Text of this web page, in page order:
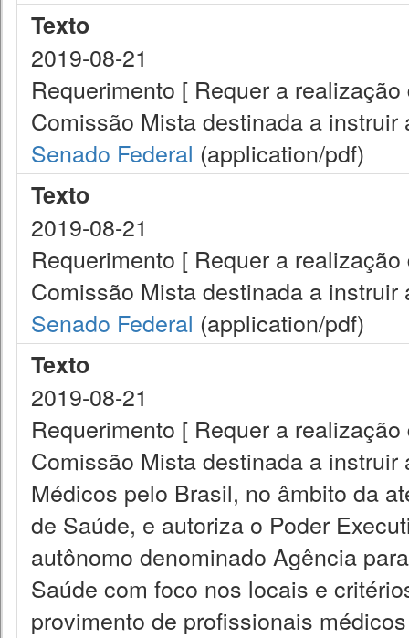
Texto
2019-08-21
Requerimento [ Requer a
Comissão Mista destinada a instruir
Senado Federal (application/pdf)
Texto
2019-08-21
Requerimento [ Requer a
Comissão Mista destinada a instruir
Senado Federal (application/pdf)
Texto
2019-08-21
Requerimento [ Requer a
Comissão Mista destinada a
Médicos pelo Brasil, no âmbito da
de Saúde, e autoriza o Poder
autônomo denominado Agência
Saúde com foco nos locais e
provimento de profissionais